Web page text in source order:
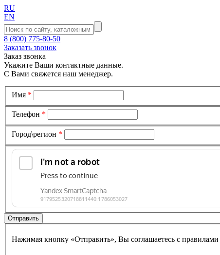
RU
EN
8 (800) 775-80-50
Заказать звонок
Заказ звонка
Укажите Ваши контактные данные.
С Вами свяжется наш менеджер.
Имя *
Телефон *
Город\регион *
Нажимая кнопку «Отправить», Вы соглашаетесь c правилами